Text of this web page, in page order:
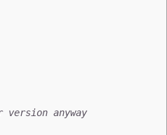
version anyway